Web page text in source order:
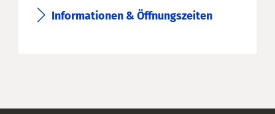
Informationen & Öffnungszeiten